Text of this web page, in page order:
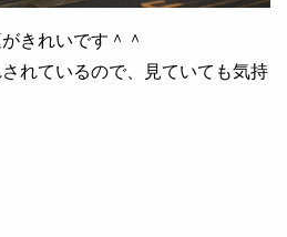
きれいです＾＾
れているので、見ていても気持